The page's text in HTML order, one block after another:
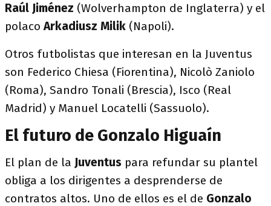
Raúl Jiménez (Wolverhampton de Inglaterra) y el
polacoArkadiusz Milik (Napoli).
Otros futbolistas que interesan en la Juventus
son Federico Chiesa (Fiorentina), Nicolò Zaniolo
(Roma), Sandro Tonali (Brescia), Isco (Real
Madrid) y Manuel Locatelli (Sassuolo).
El futuro de Gonzalo Higuaín
El plan de la Juventus para refundar su plantel
obliga a los dirigentes a desprenderse de
contratos altos. Uno de ellos es el de Gonzalo